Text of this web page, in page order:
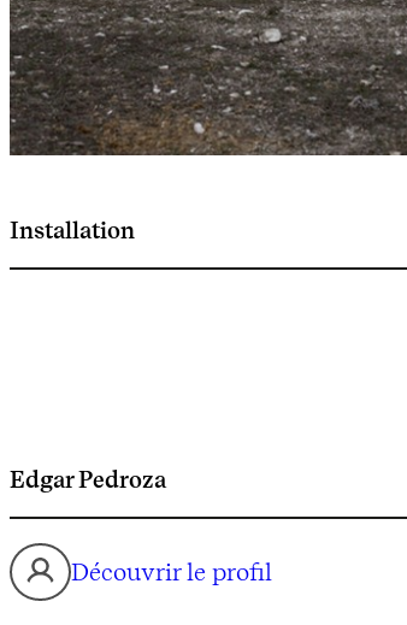
Installation
Edgar Pedroza
Découvrir le profil